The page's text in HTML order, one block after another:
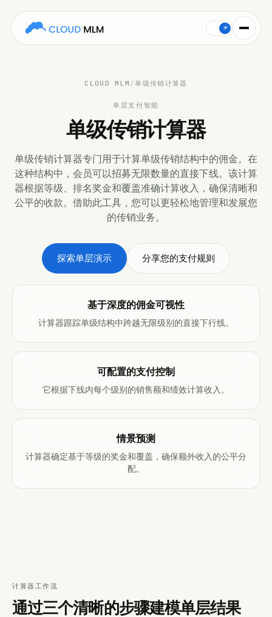
☀
CLOUD MLM /单级传销计算器
单层支付智能
单级传销计算器
单级传销计算器专门用于计算单级传销结构中的佣金。在
这种结构中，会员可以招募无限数量的直接下线。该计算
器根据等级、排名奖金和覆盖准确计算收入，确保清晰和
公平的收款。借助此工具，您可以更轻松地管理和发展您
的传销业务。
探索单层演示 分享您的支付规则
基于深度的佣金可视性
计算器跟踪单级结构中跨越无限级别的直接下行线。
可配置的支付控制
它根据下线内每个级别的销售额和绩效计算收入。
情景预测
计算器确定基于等级的奖金和覆盖，确保额外收入的公平分
配。
计算器工作流
通过三个清晰的步骤建模单层结果